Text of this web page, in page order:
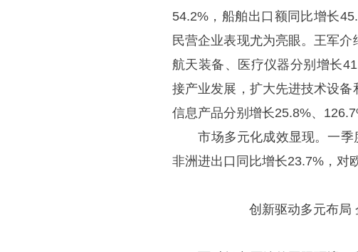
54.2%，船舶出口额同比增长
民营企业表现尤为亮眼。王军
航天装备、医疗仪器分别增长
接产业发展，扩大先进技术设
信息产品分别增长25.8%、
市场多元化成效显现。一季
非洲进出口同比增长23.7%，对
创新驱动多元布局 企